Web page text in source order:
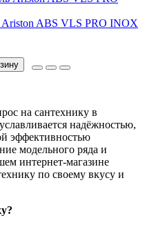
Ariston ABS VLS PRO INOX
на сантехнику в
надёжностью,
эффективностью
модельного ряда и
интернет-магазине
по своему вкусу и